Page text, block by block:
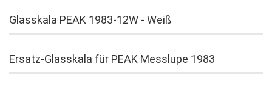
Glasskala PEAK 1983-12W - Weiß
Ersatz-Glasskala für PEAK Messlupe 1983